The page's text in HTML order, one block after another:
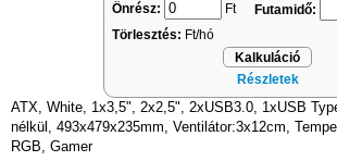
Önrész:
Ft Futamidő:
Törlesztés: Ft/hó
Kalkuláció
Részletek
ATX, White, 1x3,5", 2x2,5", 2xUSB3.0, 1xUSB
nélkül, 493x479x235mm, Ventilátor:3x12cm,
RGB, Gamer